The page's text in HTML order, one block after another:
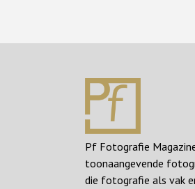
Pf Fotografie
toonaangevende
die fotografie als vak